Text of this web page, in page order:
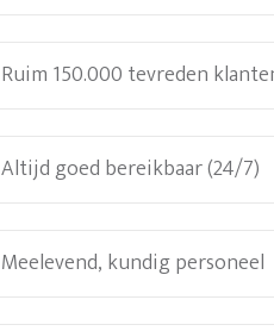
Ruim 150.000 tevreden
Altijd goed bereikbaar (24/7)
Meelevend, kundig personeel